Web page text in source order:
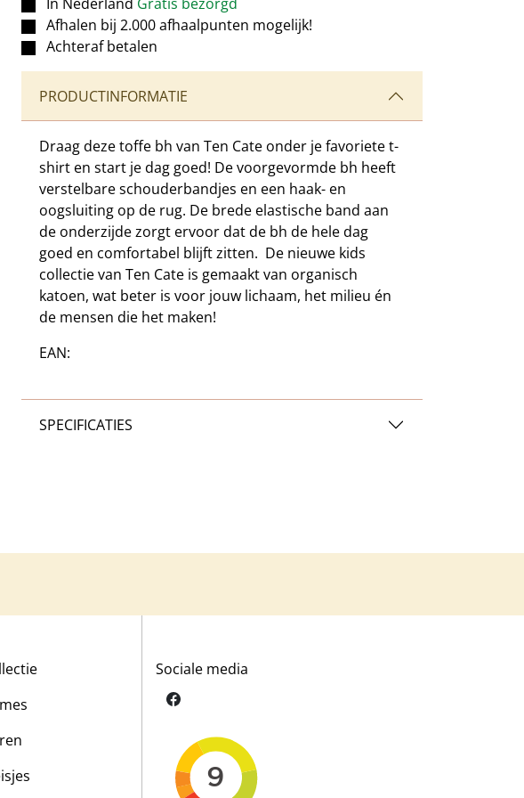
Afhalen bij 2.000 afhaalpunten mogelijk!
Achteraf betalen
PRODUCTINFORMATIE
Draag deze toffe bh van Ten Cate onder je favoriete t-
shirt en start je dag goed! De voorgevormde bh heeft
verstelbare schouderbandjes en een haak- en
oogsluiting op de rug. De brede elastische band aan
de onderzijde zorgt ervoor dat de bh de hele dag
goed en comfortabel blijft zitten. De nieuwe kids
collectie van Ten Cate is gemaakt van organisch
katoen, wat beter is voor jouw lichaam, het milieu én
de mensen die het maken!
EAN:
SPECIFICATIES
Sociale media